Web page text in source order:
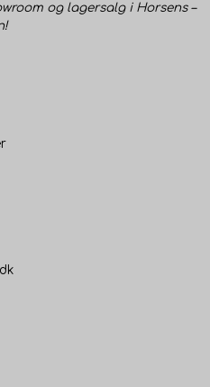
og lagersalg i Horsens –